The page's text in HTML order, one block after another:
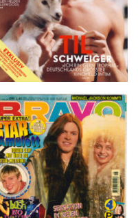
BRAVO – Nr. 8, 13. Febr.
1997